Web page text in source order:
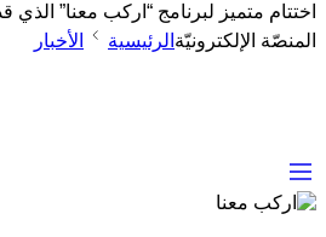
اختتام متميز لبرنامج “اركب معنا” الذي
المنصّة الإلكترونيّة الرئيسية الأخبار